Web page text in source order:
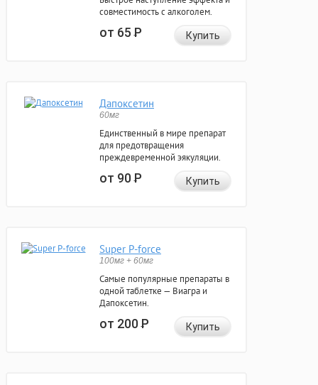
совместимость с алкоголем.
от 65Р Купить
Дапоксетин
60мг
Единственный в мире препарат
для предотвращения
преждевременной эякуляции.
от 90Р Купить
Super P-force
100мг + 60мг
Самые популярные препараты в
одной таблетке — Виагра и
Дапоксетин.
от 200Р Купить